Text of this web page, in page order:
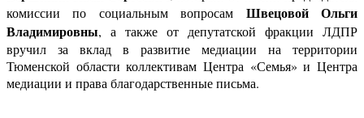
комиссии по социальным вопросам Швецовой Ольги
Владимировны, а также от депутатской фракции ЛДПР
вручил за вклад в развитие медиации на территории
Тюменской области коллективам Центра «Семья» и Центра
медиации и права благодарственные письма.